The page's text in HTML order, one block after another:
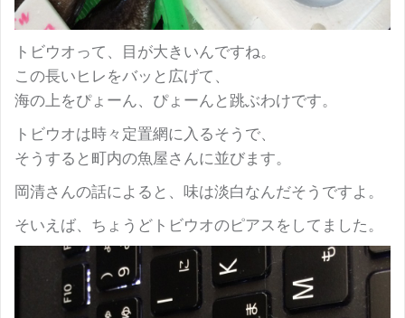
トビウオって、目が大きいんですね。
この長いヒレをバッと広げて、
海の上をぴょーん、ぴょーんと跳ぶわけです。
トビウオは時々定置網に入るそうで、
そうすると町内の魚屋さんに並びます。
岡清さんの話によると、味は淡白なんだそうですよ。
そいえば、ちょうどトビウオのピアスをしてました。